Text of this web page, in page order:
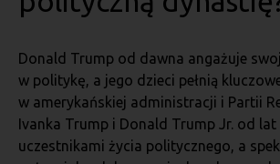
Donald Trump od dawna angażuje
w politykę, a jego dzieci pełnią
w amerykańskiej administracji i Partii
Ivanka Trump i Donald Trump Jr. od
uczestnikami życia politycznego, a